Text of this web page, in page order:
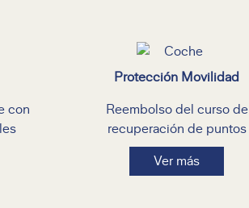
con
Protección Movilidad
Reembolso del curso de
recuperación de puntos
Ver más